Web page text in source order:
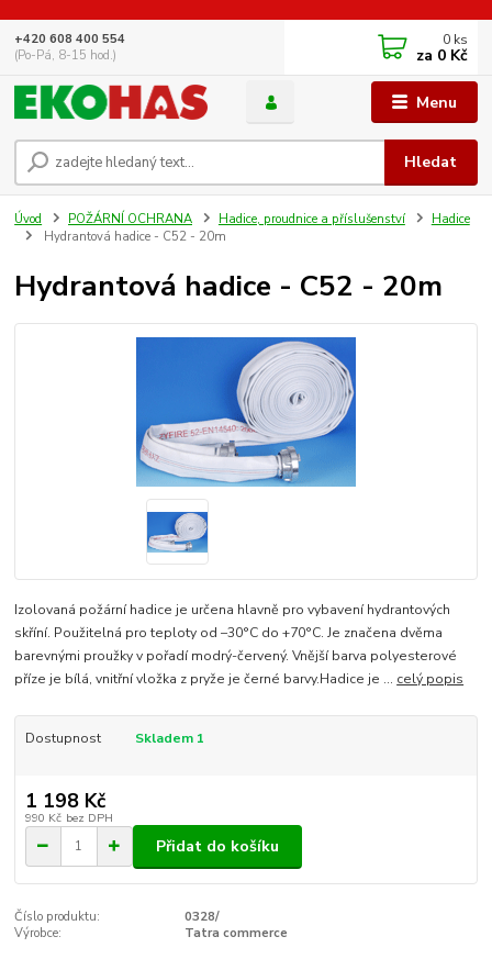
Menu
Hledat
+420 608 400 554
(Po-Pá, 8-15 hod.)
0 ks
za 0 Kč
Úvod POŽÁRNÍ OCHRANA Hadice, proudnice a příslušenství
Hadice
Hydrantová hadice - C52 - 20m
Hydrantová hadice - C52 - 20m
Izolovaná požární hadice je určena hlavně pro vybavení hydrantových
skříní. Použitelná pro teploty od –30°C do +70°C. Je značena dvěma
barevnými proužky v pořadí modrý-červený. Vnější barva polyesterové
příze je bílá, vnitřní vložka z pryže je černé barvy.Hadice je ... celý popis
Dostupnost Skladem 1
1 198 Kč
990 Kč bez DPH
Přidat do košíku
Číslo produktu:
0328/
Výrobce:
Tatra commerce